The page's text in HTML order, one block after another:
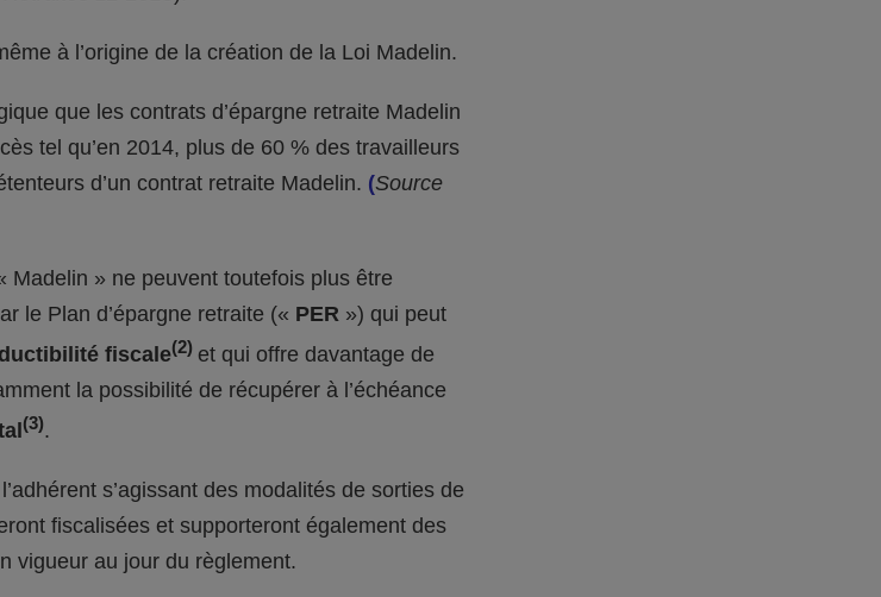
à l’origine de la création de la Loi Madelin.
que les contrats d’épargne retraite Madelin
tel qu’en 2014, plus de 60 % des travailleurs
d’un contrat retraite Madelin. (Source
Madelin » ne peuvent toutefois plus être
le Plan d’épargne retraite (« PER ») qui peut
fiscale(2) et qui offre davantage de
la possibilité de récupérer à l’échéance
(3).
s’agissant des modalités de sorties de
fiscalisées et supporteront également des
vigueur au jour du règlement.